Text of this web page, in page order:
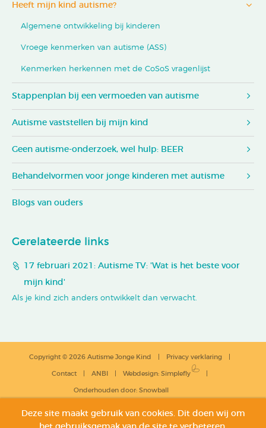
Heeft mijn kind autisme?
Algemene ontwikkeling bij kinderen
Vroege kenmerken van autisme (ASS)
Kenmerken herkennen met de CoSoS vragenlijst
Stappenplan bij een vermoeden van autisme
Autisme vaststellen bij mijn kind
Geen autisme-onderzoek, wel hulp: BEER
Behandelvormen voor jonge kinderen met autisme
Blogs van ouders
Gerelateerde links
17 februari 2021: Autisme TV: 'Wat is het beste voor
mijn kind'
Als je kind zich anders ontwikkelt dan verwacht.
Copyright © 2026 Autisme Jonge Kind Privacy verklaring
Contact ANBI Webdesign: Simplefly
Onderhouden door: Snowball
Deze site maakt gebruik van cookies. Dit doen wij om